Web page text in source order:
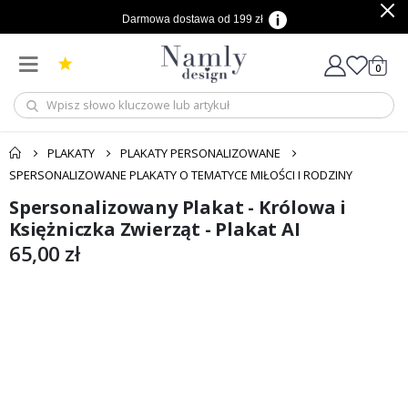
Darmowa dostawa od 199 zł
Cart
0
PLAKATY
PLAKATY PERSONALIZOWANE
SPERSONALIZOWANE PLAKATY O TEMATYCE MIŁOŚCI I RODZINY
Przejdź
na
koniec
galerii
Przejdź
na
początek
galerii
Spersonalizowany Plakat - Królowa i
Księżniczka Zwierząt - Plakat AI
65,00 zł